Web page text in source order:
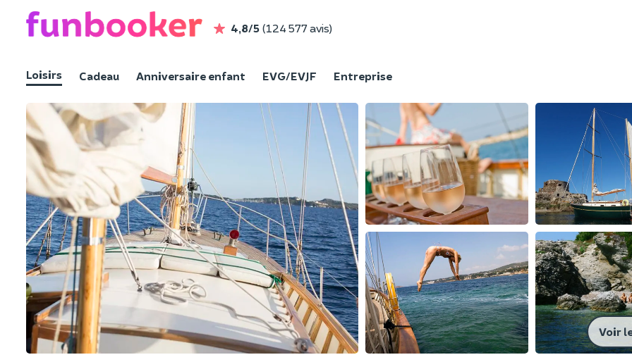
4,8/5 (124 577 avis)
Loisirs Cadeau Anniversaire enfant EVG/EVJF Entreprise
Voir